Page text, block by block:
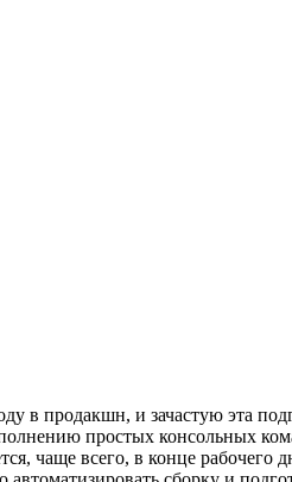
в продакшн, и зачастую эта
простых консольных
чаще всего, в конце рабочего